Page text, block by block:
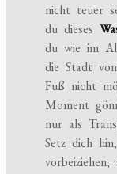
nicht teuer
du dieses
du wie im
die Stadt
Fuß nicht
Moment
nur als
Setz dich